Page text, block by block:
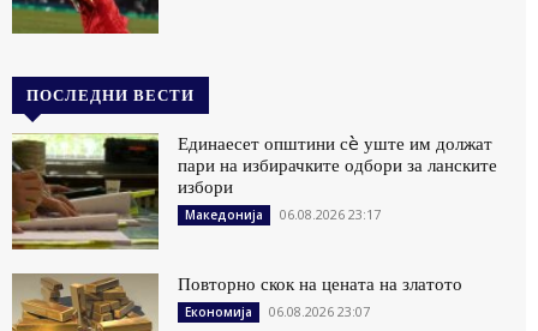
ПОСЛЕДНИ ВЕСТИ
Единаесет општини сè уште им должат
пари на избирачките одбори за ланските
избори
Македонија 06.08.2026 23:17
Повторно скок на цената на златото
Економија 06.08.2026 23:07